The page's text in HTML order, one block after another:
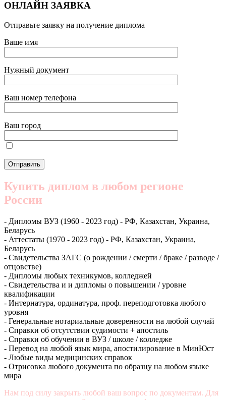
ОНЛАЙН ЗАЯВКА
Отправьте заявку на получение диплома
Ваше имя
Нужный документ
Ваш номер телефона
Ваш город
Купить диплом в любом регионе
России
- Дипломы ВУЗ (1960 - 2023 год) - РФ, Казахстан, Украина,
Беларусь
- Аттестаты (1970 - 2023 год) - РФ, Казахстан, Украина,
Беларусь
- Свидетельства ЗАГС (о рождении / смерти / браке / разводе /
отцовстве)
- Дипломы любых техникумов, колледжей
- Свидетельства и и дипломы о повышении / уровне
квалификации
- Интернатура, ординатура, проф. переподготовка любого
уровня
- Генеральные нотариальные доверенности на любой случай
- Справки об отсутствии судимости + апостиль
- Справки об обучении в ВУЗ / школе / колледже
- Перевод на любой язык мира, апостилирование в МинЮст
- Любые виды медицинских справок
- Отрисовка любого документа по образцу на любом языке
мира
Нам под силу закрыть любой ваш вопрос по документам. Для